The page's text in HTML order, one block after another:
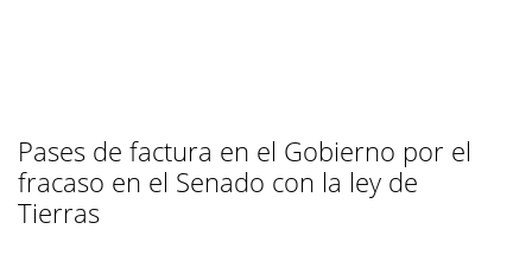
Pases de factura en el Gobierno por el
fracaso en el Senado con la ley de
Tierras